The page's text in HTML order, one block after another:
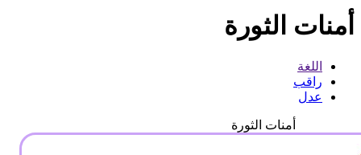
أمنات الثورة
اللغة
راقب
عدل
أمنات الثورة